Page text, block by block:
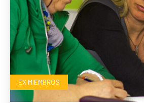
EX MIEMBROS